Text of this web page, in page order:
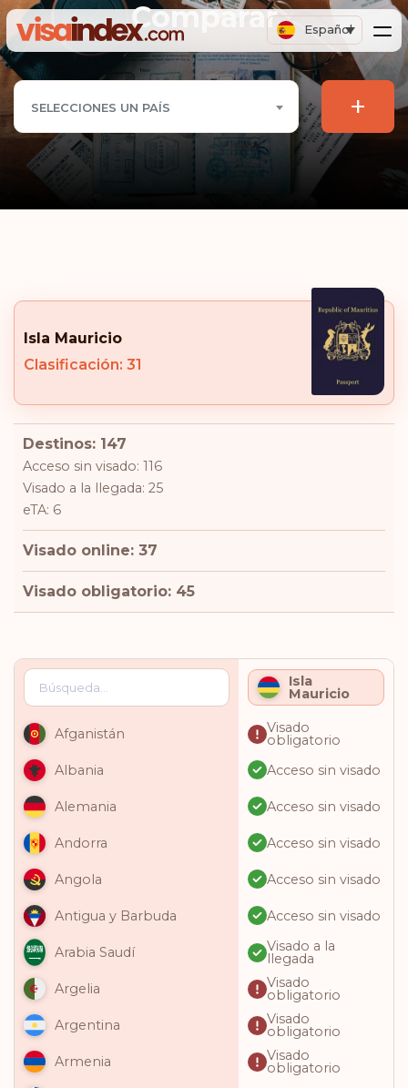
Español
Comparar
SELECCIONES UN PAÍS +
Isla Mauricio
Clasificación: 31
Destinos: 147
Acceso sin visado: 116
Visado a la llegada: 25
eTA: 6
Visado online: 37
Visado obligatorio: 45
Isla
Mauricio
Afganistán Visado
obligatorio
Albania
Acceso sin visado
Alemania Acceso sin visado
Andorra Acceso sin visado
Angola Acceso sin visado
Antigua y Barbuda Acceso sin visado
Arabia Saudí Visado a la
llegada
Argelia
Visado
obligatorio
Argentina
Visado
obligatorio
Armenia
Visado
obligatorio